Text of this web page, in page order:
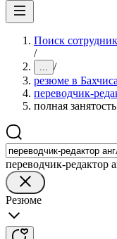
Поиск
/
... /
резюме в
переводчик-
полная занятость
переводчик-редактор
Резюме